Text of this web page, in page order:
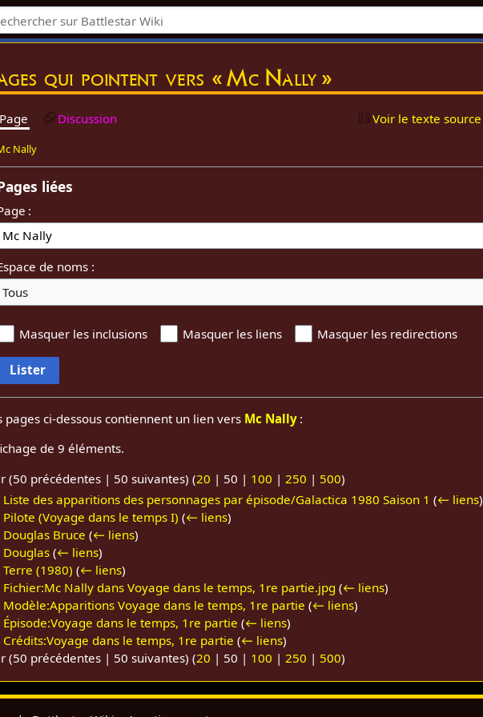
qui pointent vers « Mc Nally »
Page Discussion Voir le texte source
Nally
liées
:
de noms :
Tous
Masquer les inclusions Masquer les liens Masquer les redirections
Lister
pages ci-dessous contiennent un lien vers Mc Nally :
de 9 éléments.
(50 précédentes | 50 suivantes) (20 | 50 | 100 | 250 | 500)
Liste des apparitions des personnages par épisode/Galactica 1980 Saison 1 (← liens)
Pilote (Voyage dans le temps I) (← liens)
Douglas Bruce (← liens)
Douglas (← liens)
Terre (1980) (← liens)
Fichier:Mc Nally dans Voyage dans le temps, 1re partie.jpg (← liens)
Modèle:Apparitions Voyage dans le temps, 1re partie (← liens)
Épisode:Voyage dans le temps, 1re partie (← liens)
Crédits:Voyage dans le temps, 1re partie (← liens)
(50 précédentes | 50 suivantes) (20 | 50 | 100 |250 | 500)